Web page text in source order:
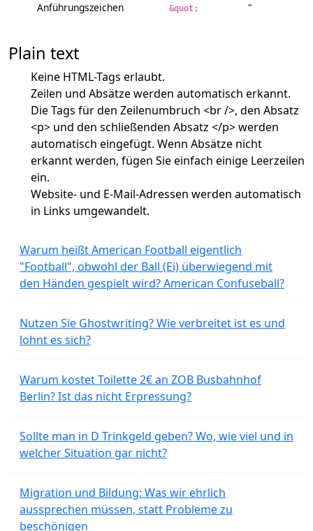
Anführungszeichen
&quot; "
Plain text
Keine HTML-Tags erlaubt.
Zeilen und Absätze werden automatisch erkannt.
Die Tags für den Zeilenumbruch <br />, den Absatz
<p> und den schließenden Absatz </p> werden
automatisch eingefügt. Wenn Absätze nicht
erkannt werden, fügen Sie einfach einige Leerzeilen
ein.
Website- und E-Mail-Adressen werden automatisch
in Links umgewandelt.
Warum heißt American Football eigentlich
"Football", obwohl der Ball (Ei) überwiegend mit
den Händen gespielt wird? American Confuseball?
Nutzen Sie Ghostwriting? Wie verbreitet ist es und
lohnt es sich?
Warum kostet Toilette 2€ an ZOB Busbahnhof
Berlin? Ist das nicht Erpressung?
Sollte man in D Trinkgeld geben? Wo, wie viel und in
welcher Situation gar nicht?
Migration und Bildung: Was wir ehrlich
aussprechen müssen, statt Probleme zu
beschönigen